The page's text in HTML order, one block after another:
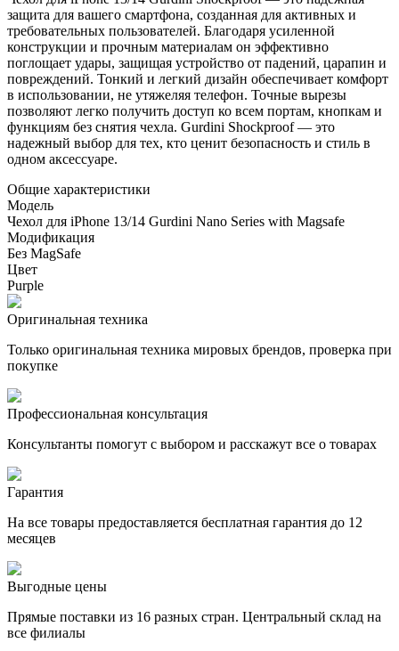
защита для вашего смартфона, созданная для активных и
требовательных пользователей. Благодаря усиленной
конструкции и прочным материалам он эффективно
поглощает удары, защищая устройство от падений, царапин и
повреждений. Тонкий и легкий дизайн обеспечивает комфорт
в использовании, не утяжеляя телефон. Точные вырезы
позволяют легко получить доступ ко всем портам, кнопкам и
функциям без снятия чехла. Gurdini Shockproof — это
надежный выбор для тех, кто ценит безопасность и стиль в
одном аксессуаре.
Общие характеристики
Модель
Чехол для iPhone 13/14 Gurdini Nano Series with Magsafe
Модификация
Без MagSafe
Цвет
Purple
Оригинальная техника
Только оригинальная техника мировых брендов, проверка при
покупке
Профессиональная консультация
Консультанты помогут с выбором и расскажут все о товарах
Гарантия
На все товары предоставляется бесплатная гарантия до 12
месяцев
Выгодные цены
Прямые поставки из 16 разных стран. Центральный склад на
все филиалы